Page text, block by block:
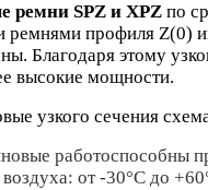
ремни SPZ и XPZ по
ремнями профиля Z(0)
Благодаря этому
высокие мощности.
работоспособны
от -30°С до